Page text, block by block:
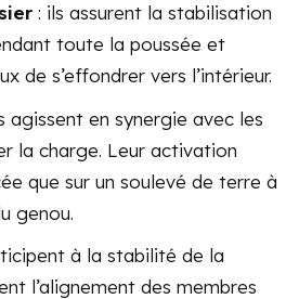
: ils assurent la stabilisation
toute la poussée et
de s’effondrer vers l’intérieur.
agissent en synergie avec les
la charge. Leur activation
que sur un soulevé de terre à
genou.
à la stabilité de la
l’alignement des membres